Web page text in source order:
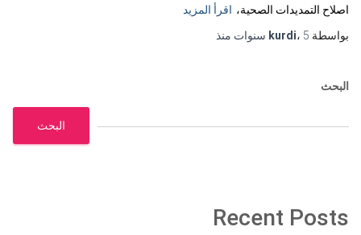
اصلاح التمديدات الصحية، اقرأ المزيد
بواسطة
kurdi، 5 سنوات منذ
البحث
البحث
Recent Posts